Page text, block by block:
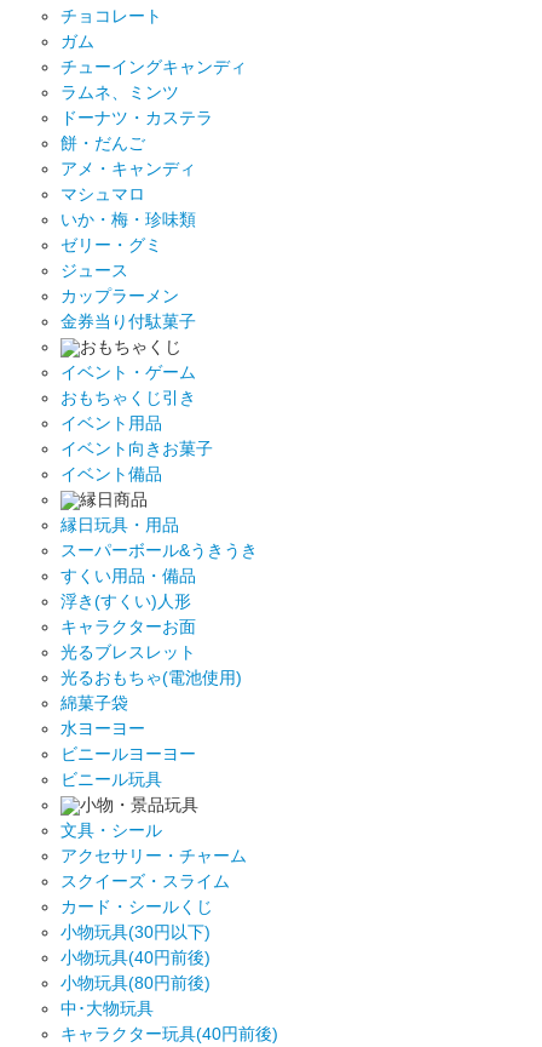
チョコレート
ガム
チューイングキャンディ
ラムネ、ミンツ
ドーナツ・カステラ
餅・だんご
アメ・キャンディ
マシュマロ
いか・梅・珍味類
ゼリー・グミ
ジュース
カップラーメン
金券当り付駄菓子
おもちゃくじ
イベント・ゲーム
おもちゃくじ引き
イベント用品
イベント向きお菓子
イベント備品
縁日商品
縁日玩具・用品
スーパーボール&うきうき
すくい用品・備品
浮き(すくい)人形
キャラクターお面
光るブレスレット
光るおもちゃ(電池使用)
綿菓子袋
水ヨーヨー
ビニールヨーヨー
ビニール玩具
小物・景品玩具
文具・シール
アクセサリー・チャーム
スクイーズ・スライム
カード・シールくじ
小物玩具(30円以下)
小物玩具(40円前後)
小物玩具(80円前後)
中･大物玩具
キャラクター玩具(40円前後)